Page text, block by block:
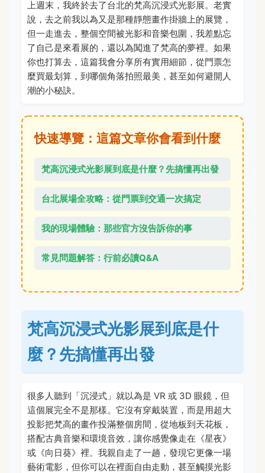
上週末，我終於去了台北的梵高沉浸式光影展。老實
說，去之前我以為又是那種靜態畫作掛牆上的展覽，
但一走進去，整個空間被光影和音樂包圍，我差點忘
了自己是來看展的，還以為闖進了梵高的夢裡。如果
你也打算去，這篇我會分享所有實用細節，從門票怎
麼買最划算，到哪個角落拍照最美，甚至如何避開人
潮的小秘訣。
快速導覽：這篇文章你會看到什麼
梵高沉浸式光影展到底是什麼？先搞懂再出發
台北展場全攻略：從門票到交通一次搞定
我的現場體驗：那些官方沒告訴你的事
常見問題解答：行前必讀Q&A
梵高沉浸式光影展到底是什
麼？先搞懂再出發
很多人聽到「沉浸式」就以為是 VR 或 3D 眼鏡，但
這個展完全不是那樣。它沒有穿戴裝置，而是用超大
投影把梵高的畫作投滿整個房間，從地板到天花板，
搭配古典音樂和環境音效，讓你感覺像走在《星夜》
或《向日葵》裡。我親自走了一趟，發現它更像一場
藝術電影，但你可以在裡面自由走動，甚至觸摸光影